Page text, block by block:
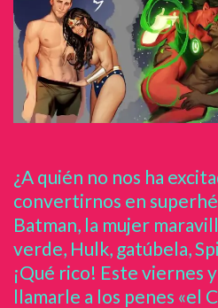
¿A quién no nos ha
convertirnos en
Batman, la mujer
verde, Hulk, gatúbela,
¡Qué rico! Este viernes y
llamarle a los penes «el